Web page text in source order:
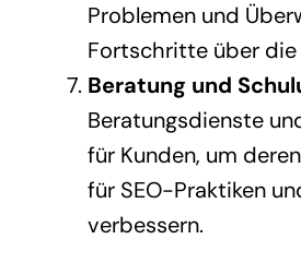
Problemen und
Fortschritte über die
Beratung und
Beratungsdienste
für Kunden, um
für SEO-Praktiken
verbessern.